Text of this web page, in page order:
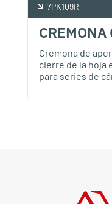
7PK109R
Cremona de
cierre de la hoja
para series de